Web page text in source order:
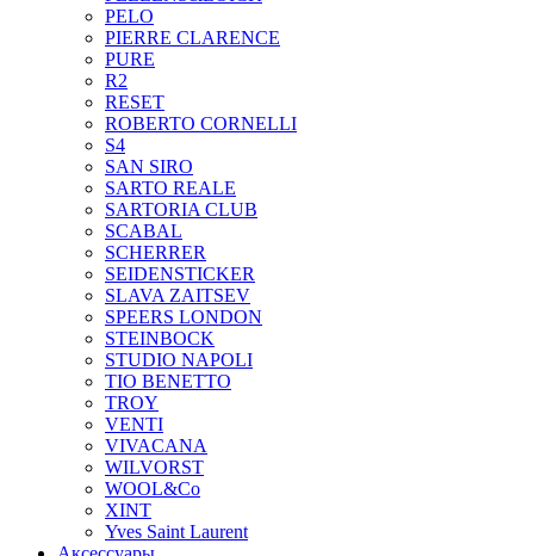
PELO
PIERRE CLARENCE
PURE
R2
RESET
ROBERTO CORNELLI
S4
SAN SIRO
SARTO REALE
SARTORIA CLUB
SCABAL
SCHERRER
SEIDENSTICKER
SLAVA ZAITSEV
SPEERS LONDON
STEINBOCK
STUDIO NAPOLI
TIO BENETTO
TROY
VENTI
VIVACANA
WILVORST
WOOL&Co
XINT
Yves Saint Laurent